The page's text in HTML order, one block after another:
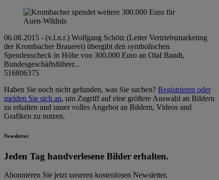
06.08.2015 - (v.l.n.r.) Wolfgang Schötz (Leiter Vertriebsmarketing
der Krombacher Brauerei) übergibt den symbolischen
Spendenscheck in Höhe von 300.000 Euro an Olaf Bandt,
Bundesgeschäftsführer...
516806375
Haben Sie noch nicht gefunden, was Sie suchen? Registrieren oder
melden Sie sich an, um Zugriff auf eine größere Auswahl an Bildern
zu erhalten und unser volles Angebot an Bildern, Videos und
Grafiken zu nutzen.
Newsletter
Jeden Tag hand­ver­le­se­ne Bilder erhalten.
Abonnieren Sie jetzt unseren kostenlosen Newsletter.